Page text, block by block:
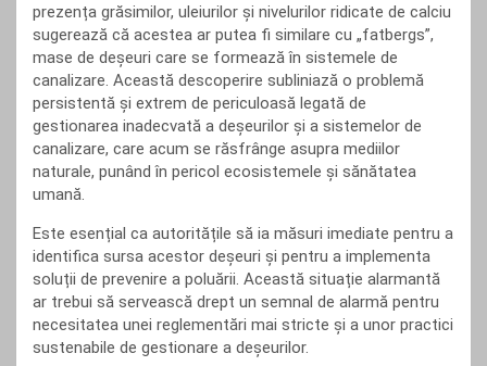
prezența grăsimilor, uleiurilor și nivelurilor ridicate de calciu
sugerează că acestea ar putea fi similare cu „fatbergs”,
mase de deșeuri care se formează în sistemele de
canalizare. Această descoperire subliniază o problemă
persistentă și extrem de periculoasă legată de
gestionarea inadecvată a deșeurilor și a sistemelor de
canalizare, care acum se răsfrânge asupra mediilor
naturale, punând în pericol ecosistemele și sănătatea
umană.
Este esențial ca autoritățile să ia măsuri imediate pentru a
identifica sursa acestor deșeuri și pentru a implementa
soluții de prevenire a poluării. Această situație alarmantă
ar trebui să servească drept un semnal de alarmă pentru
necesitatea unei reglementări mai stricte și a unor practici
sustenabile de gestionare a deșeurilor.